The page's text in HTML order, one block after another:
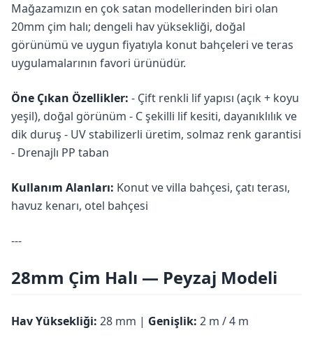
Mağazamızın en çok satan modellerinden biri olan
20mm çim halı; dengeli hav yüksekliği, doğal
görünümü ve uygun fiyatıyla konut bahçeleri ve teras
uygulamalarının favori ürünüdür.
Öne Çıkan Özellikler: - Çift renkli lif yapısı (açık + koyu
yeşil), doğal görünüm - C şekilli lif kesiti, dayanıklılık ve
dik duruş - UV stabilizerli üretim, solmaz renk garantisi
- Drenajlı PP taban
Kullanım Alanları: Konut ve villa bahçesi, çatı terası,
havuz kenarı, otel bahçesi
---
28mm Çim Halı — Peyzaj Modeli
Hav Yüksekliği: 28 mm | Genişlik: 2 m / 4 m